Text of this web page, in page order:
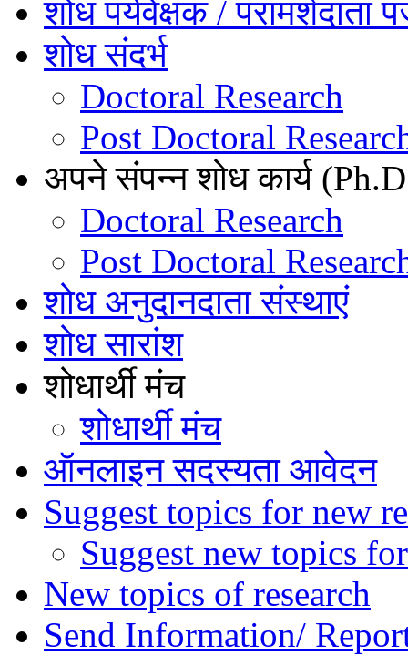
शोध पर्यवेक्षक /
शोध संदर्भ
Doctoral Research
Post Doctoral
अपने संपन्न शोध कार्य
Doctoral Research
Post Doctoral
शोध अनुदानदाता संस्थाएं
शोध सारांश
शोधार्थी मंच
शोधार्थी मंच
ऑनलाइन सदस्यता आवेदन
Suggest topics for new
Suggest new topics
New topics of research
Send Information/